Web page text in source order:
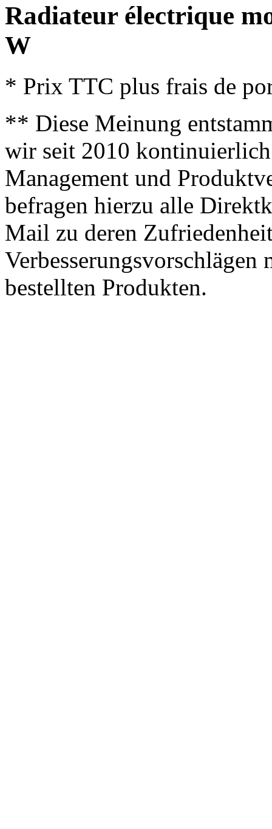
Radiateur électrique
W
* Prix TTC plus frais de
** Diese Meinung
wir seit 2010
Management und
befragen hierzu alle
Mail zu deren
bestellten Produkten.